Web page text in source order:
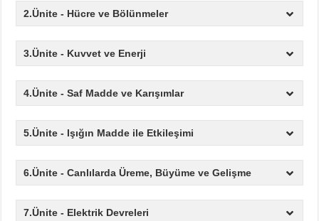
2.Ünite - Hücre ve Bölünmeler
3.Ünite - Kuvvet ve Enerji
4.Ünite - Saf Madde ve Karışımlar
5.Ünite - Işığın Madde ile Etkileşimi
6.Ünite - Canlılarda Üreme, Büyüme ve Gelişme
7.Ünite - Elektrik Devreleri